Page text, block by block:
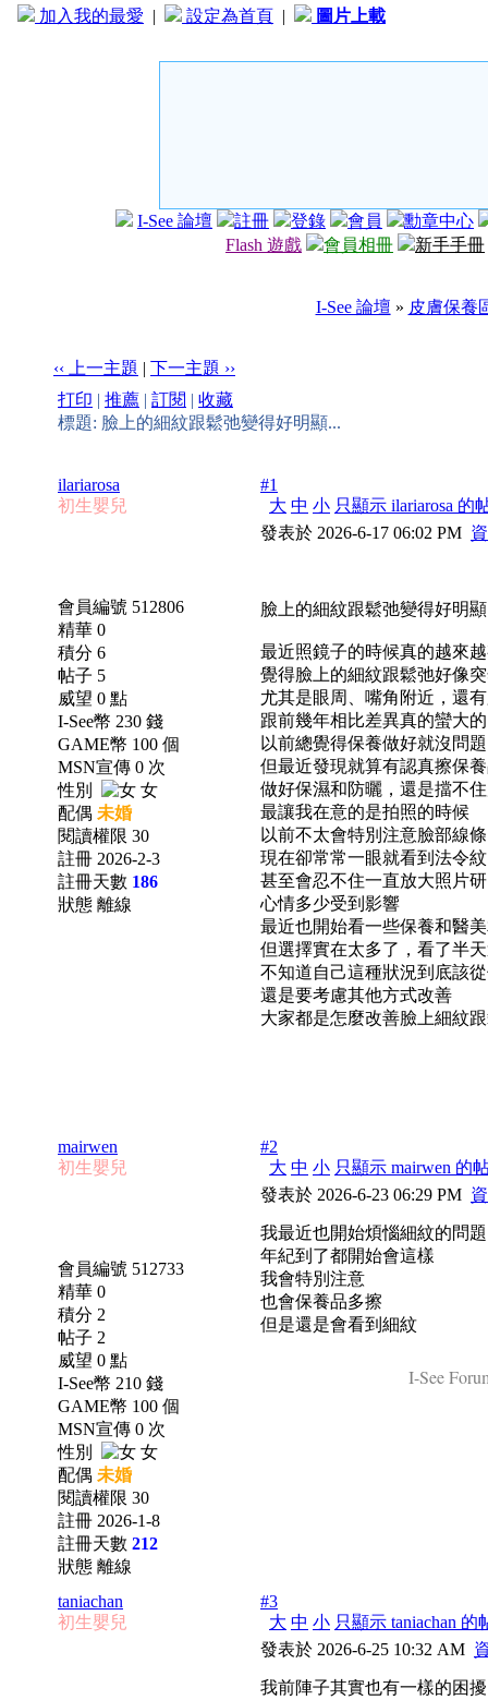
加入我的最愛 | 設定為首頁 | 圖片上載
I-See 論壇 註冊 登錄 會員
勳章中心
Flash 遊戲
會員相冊 新手手冊
I-See 論壇 » 皮膚保養
‹‹ 上一主題 | 下一主題 ››
打印 | 推薦 | 訂閱 | 收藏
標題: 臉上的細紋跟鬆弛變得好明顯...
ilariarosa
初生嬰兒
會員編號 512806
精華 0
積分 6
帖子 5
威望 0 點
I-See幣 230 錢
GAME幣 100 個
MSN宣傳 0 次
性別
女
配偶 未婚
閱讀權限 30
註冊 2026-2-3
註冊天數 186
狀態 離線
#1
大 中 小 只顯示 ilariarosa 的
發表於 2026-6-17 06:02 PM
臉上的細紋跟鬆弛變得好明
最近照鏡子的時候真的越來
覺得臉上的細紋跟鬆弛好像
尤其是眼周、嘴角附近，還
跟前幾年相比差異真的蠻大的
以前總覺得保養做好就沒問題
但最近發現就算有認真擦保
做好保濕和防曬，還是擋不
最讓我在意的是拍照的時候
以前不太會特別注意臉部線條
現在卻常常一眼就看到法令
甚至會忍不住一直放大照片
心情多少受到影響
最近也開始看一些保養和醫
但選擇實在太多了，看了半
不知道自己這種狀況到底該
還是要考慮其他方式改善
大家都是怎麼改善臉上細紋
mairwen
初生嬰兒
會員編號 512733
精華 0
積分 2
帖子 2
威望 0 點
I-See幣 210 錢
GAME幣 100 個
MSN宣傳 0 次
性別
女
配偶 未婚
閱讀權限 30
註冊 2026-1-8
註冊天數 212
狀態 離線
#2
大 中 小 只顯示 mairwen 的
發表於 2026-6-23 06:29 PM
我最近也開始煩惱細紋的問題
年紀到了都開始會這樣
我會特別注意
也會保養品多擦
但是還是會看到細紋
I-See
taniachan
初生嬰兒
#3
大 中 小 只顯示 taniachan 的
發表於 2026-6-25 10:32 AM
我前陣子其實也有一樣的困擾